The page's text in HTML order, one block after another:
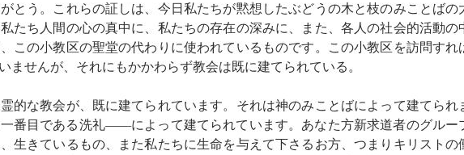
とう。これらの証しは、今日私たちが黙想したぶどうの木と枝のみことばの
たち人間の心の真中に、私たちの存在の深みに、また、各人の社会的活動
この小教区の聖堂の代わりに使われているものです。この小教区を訪問す
ませんが、それにもかかわらず教会は既に建てられている。
的な教会が、既に建てられています。それは神のみことばによって建てら
目である洗礼――によって建てられています。あなた方新求道者のグルー
生きているもの、また私たちに生命を与えて下さるお方、つまりキリスト